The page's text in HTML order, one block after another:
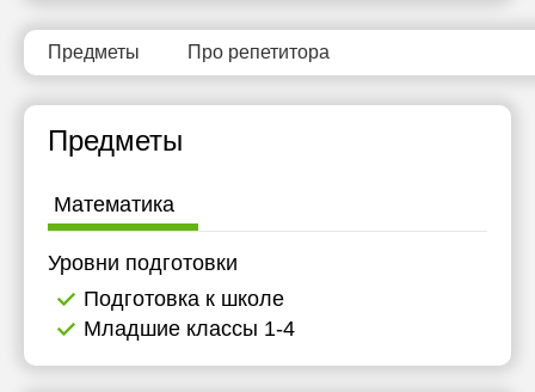
Предметы Про репетитора
Предметы
Математика
Уровни подготовки
Подготовка к школе
Младшие классы 1-4
20:00 19:30
20:00
19:00